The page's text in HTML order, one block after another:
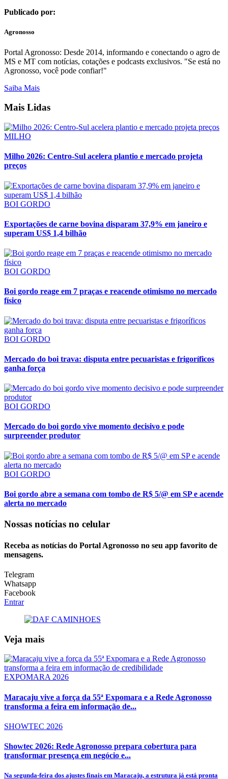
Publicado por:
Agronosso
Portal Agronosso: Desde 2014, informando e conectando o agro de
MS e MT com notícias, cotações e podcasts exclusivos. "Se está no
Agronosso, você pode confiar!"
Saiba Mais
Mais Lidas
MILHO
Milho 2026: Centro-Sul acelera plantio e mercado projeta
preços
BOI GORDO
Exportações de carne bovina disparam 37,9% em janeiro e
superam US$ 1,4 bilhão
BOI GORDO
Boi gordo reage em 7 praças e reacende otimismo no mercado
físico
BOI GORDO
Mercado do boi trava: disputa entre pecuaristas e frigoríficos
ganha força
BOI GORDO
Mercado do boi gordo vive momento decisivo e pode
surpreender produtor
BOI GORDO
Boi gordo abre a semana com tombo de R$ 5/@ em SP e acende
alerta no mercado
Nossas notícias no celular
Receba as notícias do Portal Agronosso no seu app favorito de
mensagens.
Telegram
Whatsapp
Facebook
Entrar
Veja mais
EXPOMARA 2026
Maracaju vive a força da 55ª Expomara e a Rede Agronosso
transforma a feira em informação de...
SHOWTEC 2026
Showtec 2026: Rede Agronosso prepara cobertura para
transformar presença em negócio e...
Na segunda-feira dos ajustes finais em Maracaju, a estrutura já está pronta